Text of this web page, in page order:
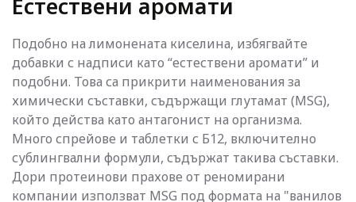
Естествени аромати
Подобно на лимонената киселина, избягвайте
добавки с надписи като “естествени аромати” и
подобни. Това са прикрити наименования за
химически съставки, съдържащи глутамат (MSG),
който действа като антагонист на организма.
Много спрейове и таблетки с Б12, включително
сублингвални формули, съдържат такива съставки.
Дори протеинови прахове от реномирани
компании използват MSG под формата на "ванилов